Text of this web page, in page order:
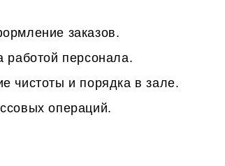
заказов.
работой персонала.
чистоты и порядка в зале.
операций.